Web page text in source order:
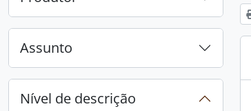
Assunto
Nível de descrição